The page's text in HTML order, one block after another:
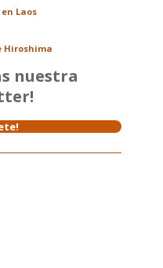
Laos
Hiroshima
nuestra